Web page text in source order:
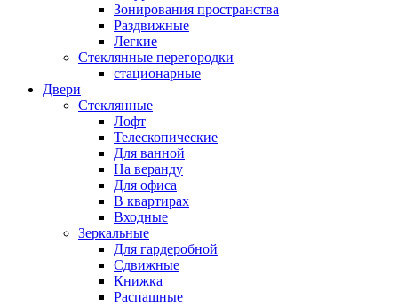
Зонирования пространства
Раздвижные
Легкие
Стеклянные перегородки
стационарные
Двери
Стеклянные
Лофт
Телескопические
Для ванной
На веранду
Для офиса
В квартирах
Входные
Зеркальные
Для гардеробной
Сдвижные
Книжка
Распашные